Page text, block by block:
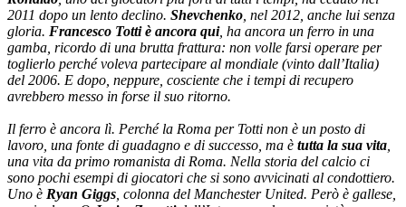
2011 dopo un lento declino. Shevchenko , nel 2012, anche lui senza
gloria. Francesco Totti è ancora qui, ha ancora un ferro in una
gamba, ricordo di una brutta frattura: non volle farsi operare per
toglierlo perché voleva partecipare al mondiale (vinto dall’Italia)
del 2006. E dopo, neppure, cosciente che i tempi di recupero
avrebbero messo in forse il suo ritorno.
Il ferro è ancora lì. Perché la Roma per Totti non è un posto di
lavoro, una fonte di guadagno e di successo, ma è tutta la sua vita
una vita da primo romanista di Roma. Nella storia del calcio ci
sono pochi esempi di giocatori che si sono avvicinati al condottiero.
Uno è Ryan Giggs , colonna del Manchester United. Però è gallese,